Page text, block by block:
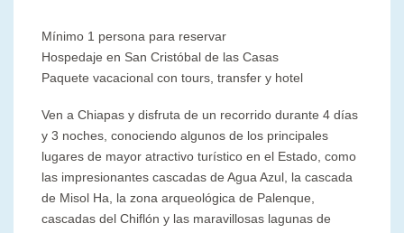
Mínimo 1 persona para reservar
Hospedaje en San Cristóbal de las Casas
Paquete vacacional con tours, transfer y hotel
Ven a Chiapas y disfruta de un recorrido durante 4 días
y 3 noches, conociendo algunos de los principales
lugares de mayor atractivo turístico en el Estado, como
las impresionantes cascadas de Agua Azul, la cascada
de Misol Ha, la zona arqueológica de Palenque,
cascadas del Chiflón y las maravillosas lagunas de